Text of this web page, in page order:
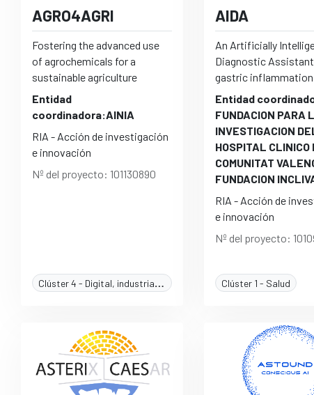
AGRO4AGRI
Fostering the advanced use
of agrochemicals for a
sustainable agriculture
Entidad
coordinadora:AINIA
RIA - Acción de investigación
e innovación
Nº del proyecto: 101130890
Clúster 4 - Digital, industria y espacio
AIDA
An Artificially
Diagnostic
gastric inflammation
Entidad
FUNDACION PARA
INVESTIGACION
HOSPITAL CLINICO
COMUNITAT
FUNDACION
RIA - Acción de
e innovación
Nº del proyecto:
Clúster 1 - Salud